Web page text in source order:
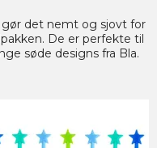
det nemt og sjovt for
De er perfekte til
søde designs fra Bla.